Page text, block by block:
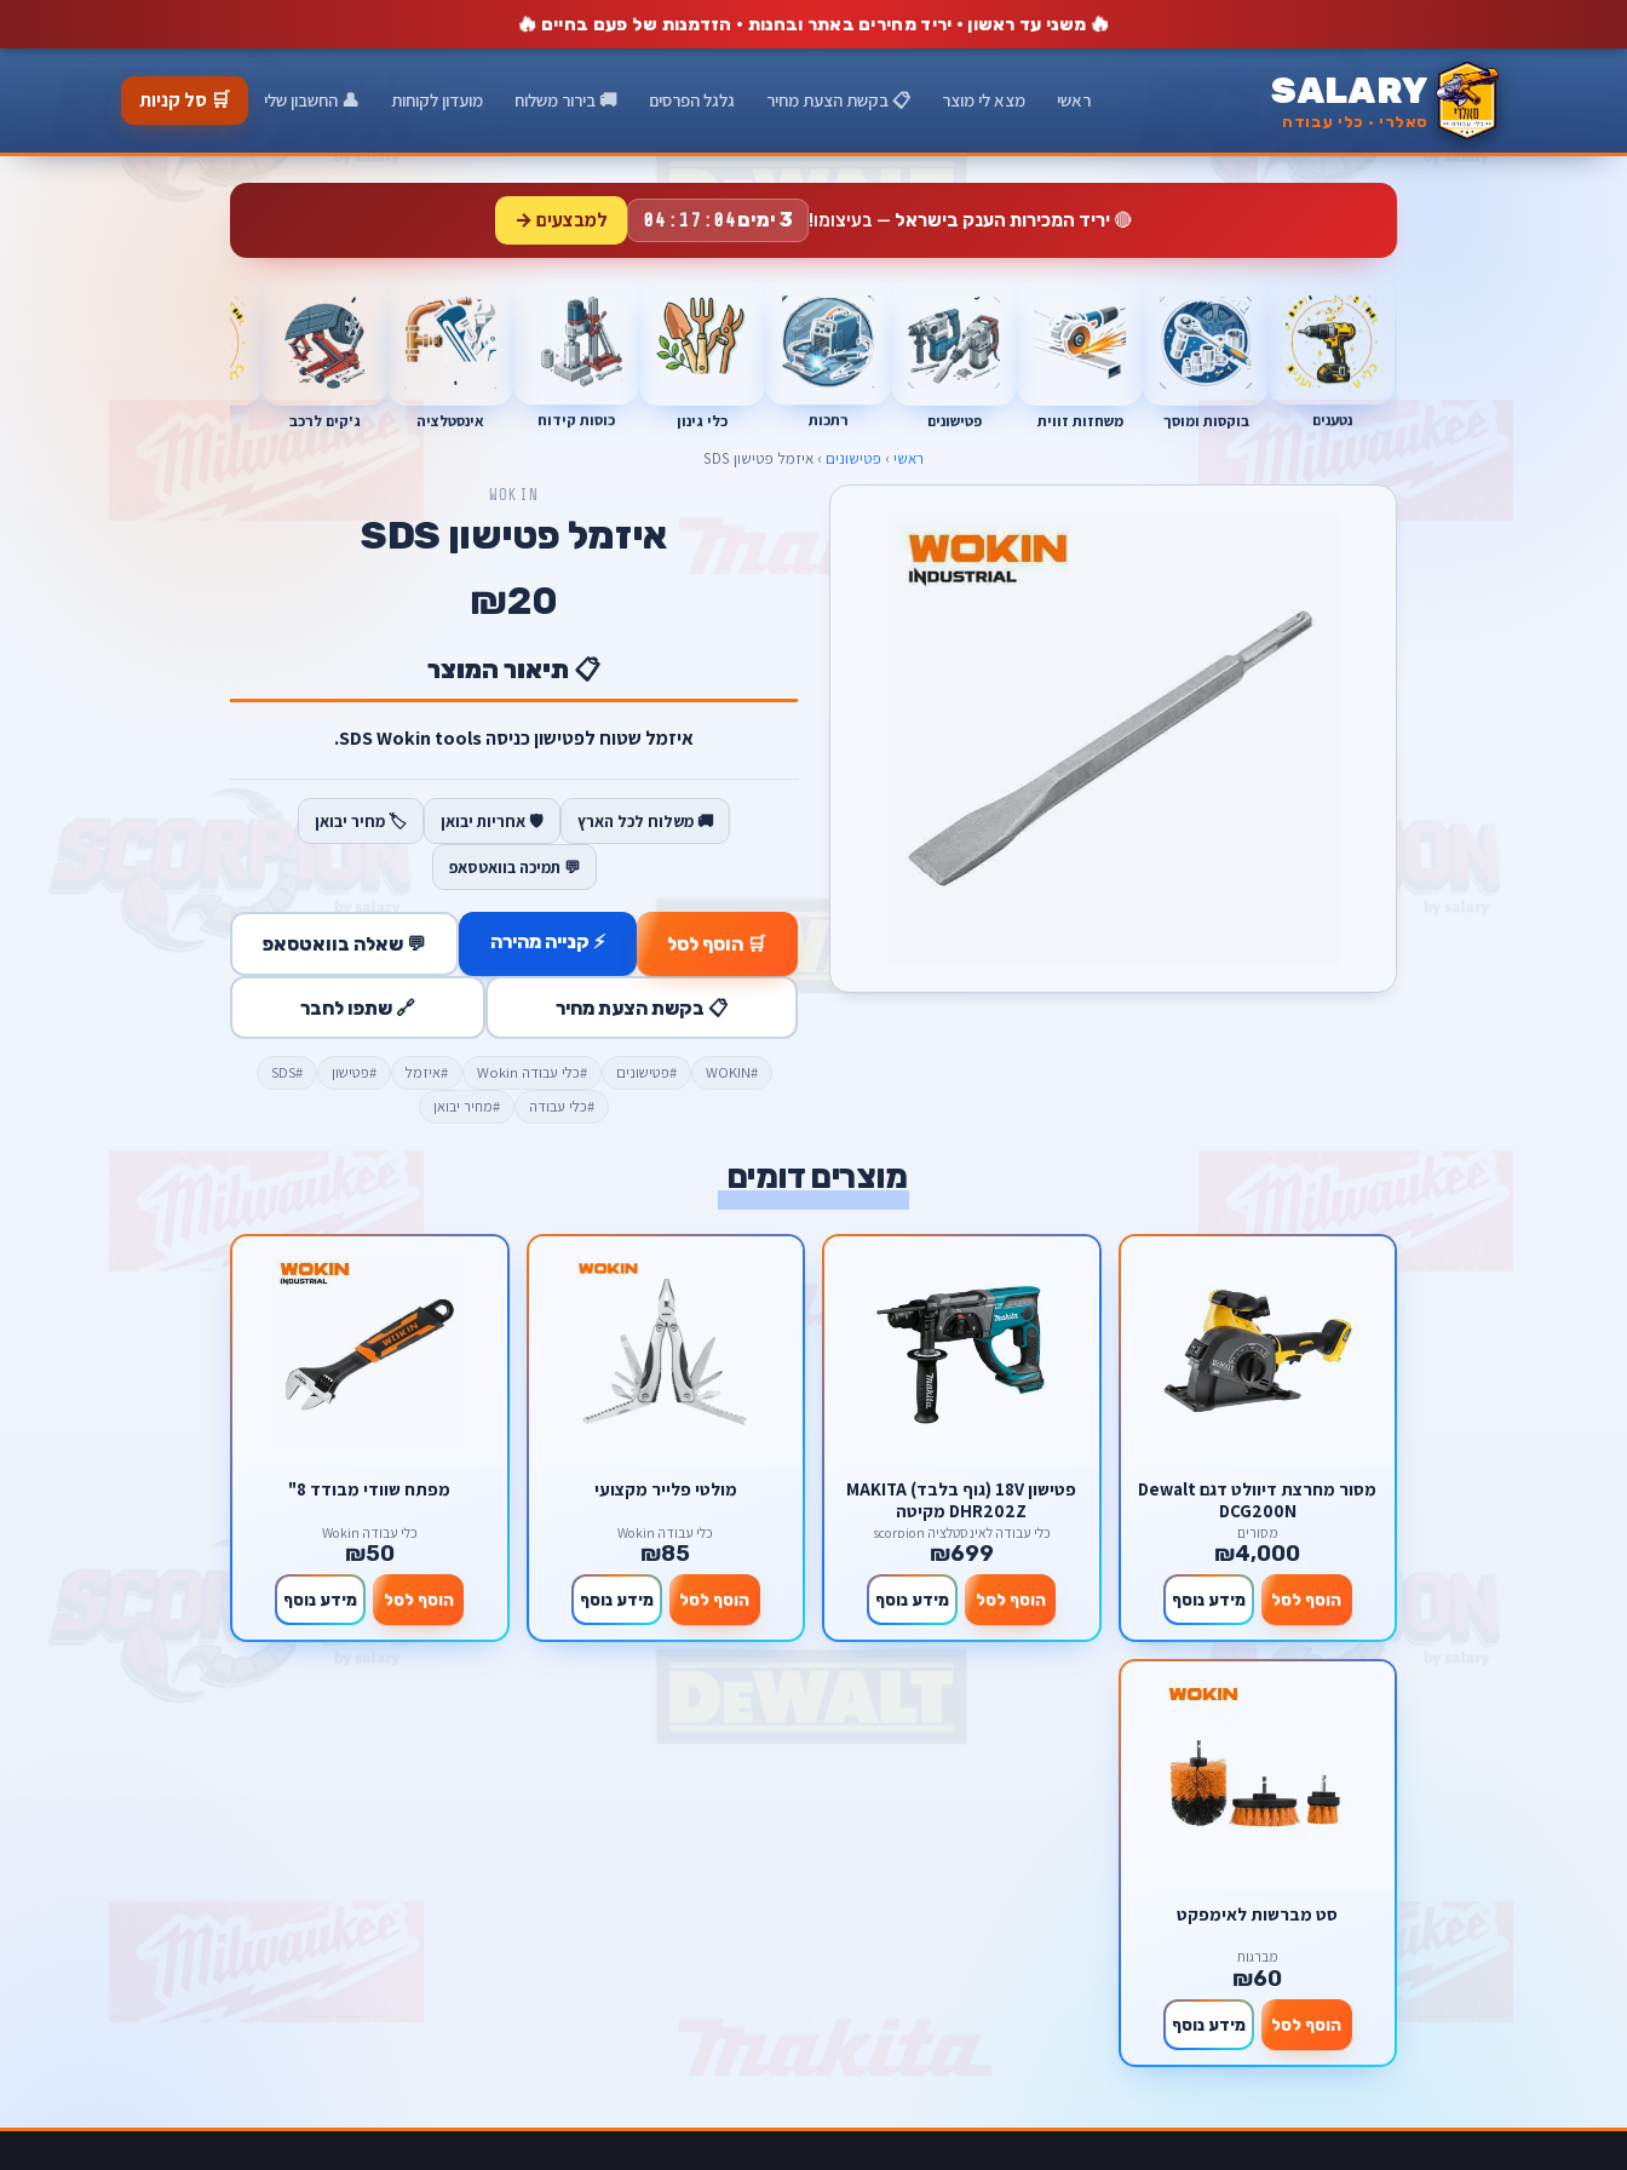
🔥משני עד ראשון · יריד מחירים באתר ובחנות · הזדמנות של פעם בחיים 🔥
SALARY
סאלרי · כלי עבודה
ראשי מצא לי מוצר 📋 בקשת הצעת מחיר גלגל הפרסים 🚚 בירור משלוח מועדון לקוחות 👤 החשבון שלי 🛒 סל קניות
🔴יריד המכירות הענק בישראל — בעיצומו! 3 ימים 04:17:03 למבצעים →
נטענים בוקסות ומוסך משחזות זווית פטישונים רתכות כלי גינון כוסות קידוח אינסטלציה ג'קים לרכב
ראשי › פטישונים › איזמל פטישון SDS
WOKIN
איזמל פטישון SDS
₪20
📋 תיאור המוצר
איזמל שטוח לפטישון כניסה SDS Wokin tools.
🚚 משלוח לכל הארץ 🛡️ אחריות יבואן 🏷️ מחיר יבואן
💬 תמיכה בוואטסאפ
🛒 הוסף לסל ⚡ קנייה מהירה 💬 שאלה בוואטסאפ
📋 בקשת הצעת מחיר 🔗 שתפו לחבר
#WOKIN #פטישונים #כלי עבודה Wokin #איזמל #פטישון
#SDS
#כלי עבודה
#מחיר יבואן
מוצרים דומים
מסור ‏מחרצת דיוולט דגם Dewalt
DCG200N
מסורים
₪4,000
הוסף לסל מידע נוסף
פטישון 18V (גוף בלבד) MAKITA
DHR202Z מקיטה
כלי עבודה לאינסטלציה scorpion
₪699
הוסף לסל מידע נוסף
מולטי פלייר מקצועי
כלי עבודה Wokin
₪85
הוסף לסל מידע נוסף
מפתח שוודי מבודד 8"
כלי עבודה Wokin
₪50
הוסף לסל מידע נוסף
סט מברשות לאימפקט
מברגות
₪60
הוסף לסל מידע נוסף